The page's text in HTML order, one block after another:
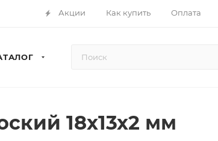
Акции Как купить Оплата
18x13x2 мм